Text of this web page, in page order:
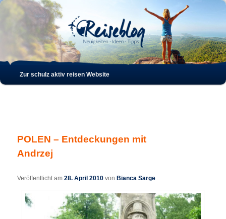
Hauptmenü
Zum
Zum
wechseln
Zur schulz aktiv reisen Website
POLEN – Entdeckungen mit
Andrzej
Veröffentlicht am28. April 2010 vonBianca Sarge